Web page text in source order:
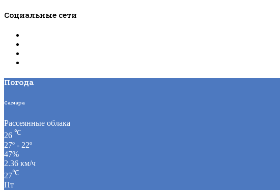
Социальные сети
Погода
Самара
Рассеянные облака
26 ℃
27º - 22º
47%
2.36 км/ч
27℃
Пт